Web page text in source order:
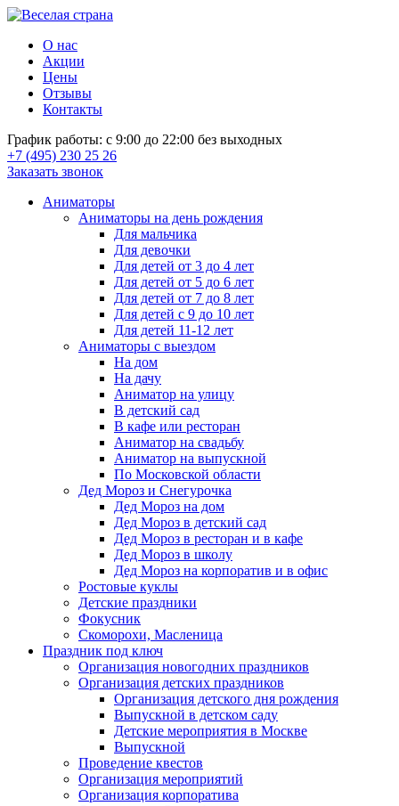
О нас
Акции
Цены
Отзывы
Контакты
График работы: с 9:00 до 22:00 без выходных
+7 (495) 230 25 26
Заказать звонок
Аниматоры
Аниматоры на день рождения
Для мальчика
Для девочки
Для детей от 3 до 4 лет
Для детей от 5 до 6 лет
Для детей от 7 до 8 лет
Для детей с 9 до 10 лет
Для детей 11-12 лет
Аниматоры с выездом
На дом
На дачу
Аниматор на улицу
В детский сад
В кафе или ресторан
Аниматор на свадьбу
Аниматор на выпускной
По Московской области
Дед Мороз и Снегурочка
Дед Мороз на дом
Дед Мороз в детский сад
Дед Мороз в ресторан и в кафе
Дед Мороз в школу
Дед Мороз на корпоратив и в офис
Ростовые куклы
Детские праздники
Фокусник
Скоморохи, Масленица
Праздник под ключ
Организация новогодних праздников
Организация детских праздников
Организация детского дня рождения
Выпускной в детском саду
Детские мероприятия в Москве
Выпускной
Проведение квестов
Организация мероприятий
Организация корпоратива